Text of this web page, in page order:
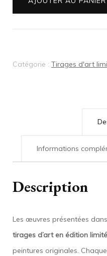
d'art
-
Catégorie : Tirages d'art
Informations
Description
Les œuvres présentées
tirages d’art en édition
peintures originales.